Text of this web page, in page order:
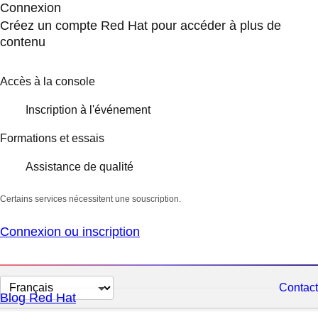
Connexion
Créez un compte Red Hat pour accéder à plus de
contenu
Accès à la console
Inscription à l'événement
Formations et essais
Assistance de qualité
Certains services nécessitent une souscription.
Connexion ou inscription
Changer
la
Contact
Blog Red Hat